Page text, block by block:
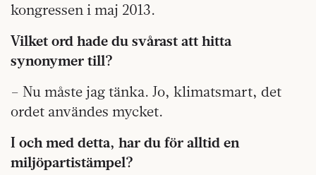
kongressen i maj 2013.
Vilket ord hade du svårast att hitta
synonymer till?
– Nu måste jag tänka. Jo, klimatsmart, det
ordet användes mycket.
I och med detta, har du för alltid en
miljöpartistämpel?